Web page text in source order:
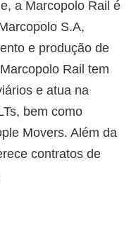
a Marcopolo Rail é
S.A,
e produção de
Rail tem
e atua na
bem como
Movers. Além da
contratos de